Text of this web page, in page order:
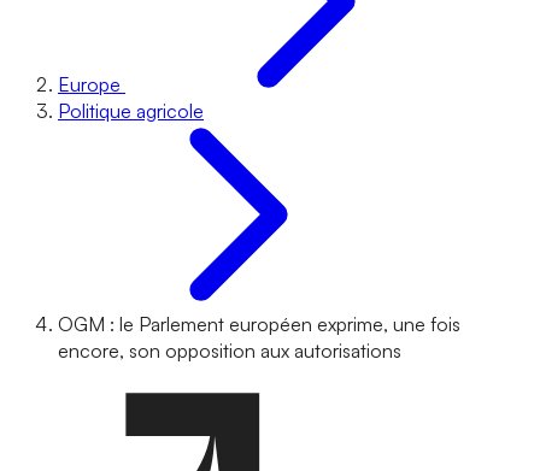
Europe
Politique agricole
OGM : le Parlement européen exprime, une fois
encore, son opposition aux autorisations